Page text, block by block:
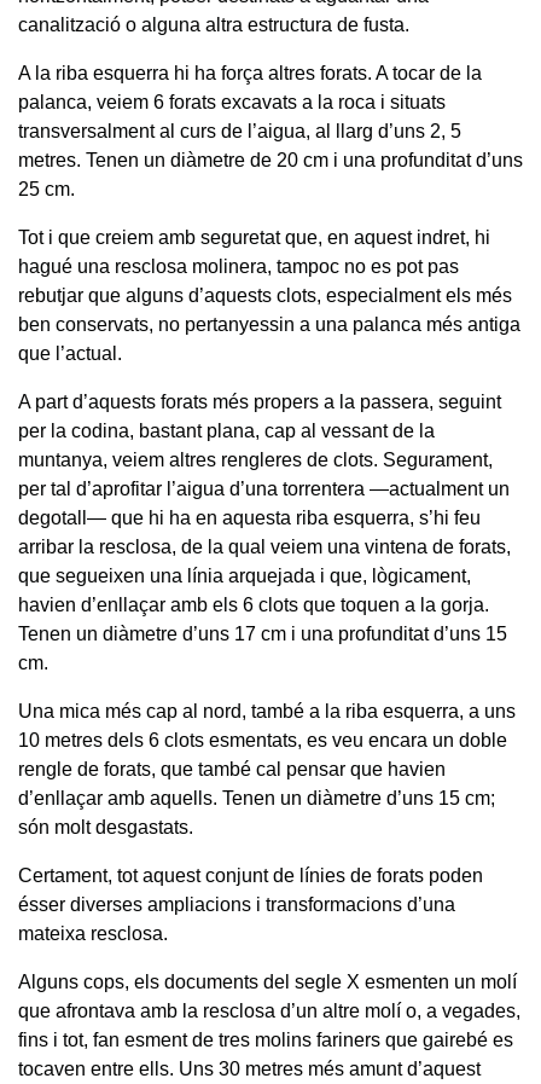
canalització o alguna altra estructura de fusta.
A la riba esquerra hi ha força altres forats. A tocar de la
palanca, veiem 6 forats excavats a la roca i situats
transversalment al curs de l’aigua, al llarg d’uns 2, 5
metres. Tenen un diàmetre de 20 cm i una profunditat d’uns
25 cm.
Tot i que creiem amb seguretat que, en aquest indret, hi
hagué una resclosa molinera, tampoc no es pot pas
rebutjar que alguns d’aquests clots, especialment els més
ben conservats, no pertanyessin a una palanca més antiga
que l’actual.
A part d’aquests forats més propers a la passera, seguint
per la codina, bastant plana, cap al vessant de la
muntanya, veiem altres rengleres de clots. Segurament,
per tal d’aprofitar l’aigua d’una torrentera —actualment un
degotall— que hi ha en aquesta riba esquerra, s’hi feu
arribar la resclosa, de la qual veiem una vintena de forats,
que segueixen una línia arquejada i que, lògicament,
havien d’enllaçar amb els 6 clots que toquen a la gorja.
Tenen un diàmetre d’uns 17 cm i una profunditat d’uns 15
cm.
Una mica més cap al nord, també a la riba esquerra, a uns
10 metres dels 6 clots esmentats, es veu encara un doble
rengle de forats, que també cal pensar que havien
d’enllaçar amb aquells. Tenen un diàmetre d’uns 15 cm;
són molt desgastats.
Certament, tot aquest conjunt de línies de forats poden
ésser diverses ampliacions i transformacions d’una
mateixa resclosa.
Alguns cops, els documents del segle X esmenten un molí
que afrontava amb la resclosa d’un altre molí o, a vegades,
fins i tot, fan esment de tres molins fariners que gairebé es
tocaven entre ells. Uns 30 metres més amunt d’aquest